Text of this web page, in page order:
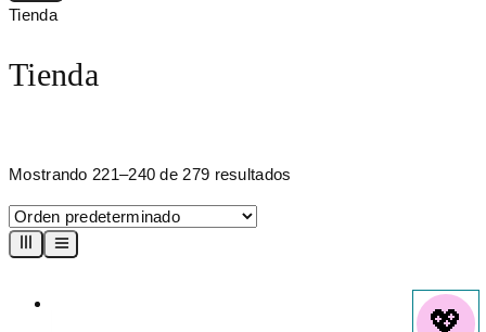
Tienda
Tienda
Mostrando 221–240 de 279 resultados